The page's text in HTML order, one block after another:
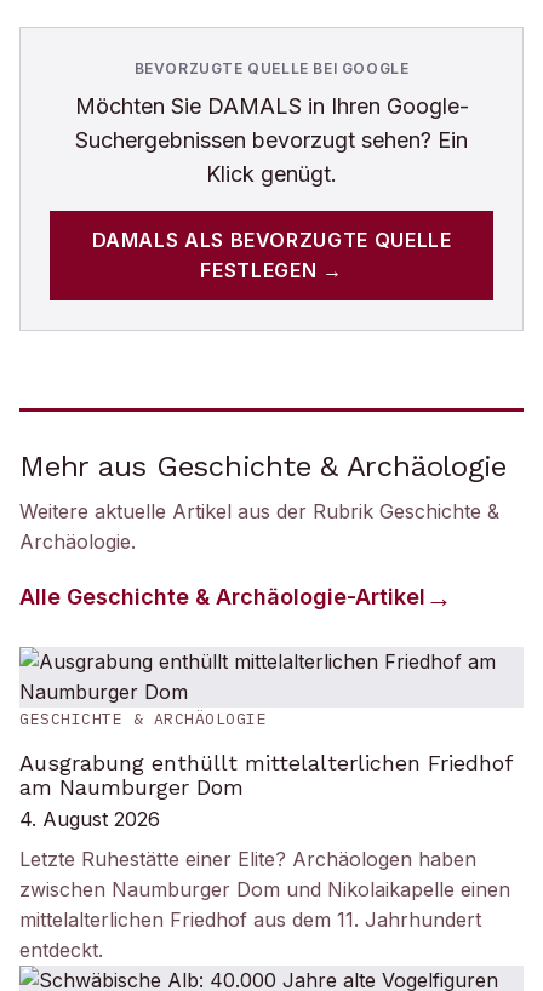
BEVORZUGTE QUELLE BEI GOOGLE
Möchten Sie DAMALS in Ihren Google-
Suchergebnissen bevorzugt sehen? Ein
Klick genügt.
DAMALS ALS BEVORZUGTE QUELLE
FESTLEGEN →
Mehr aus Geschichte & Archäologie
Weitere aktuelle Artikel aus der Rubrik Geschichte &
Archäologie.
Alle Geschichte & Archäologie-Artikel
GESCHICHTE & ARCHÄOLOGIE
Ausgrabung enthüllt mittelalterlichen Friedhof
am Naumburger Dom
4. August 2026
Letzte Ruhestätte einer Elite? Archäologen haben
zwischen Naumburger Dom und Nikolaikapelle einen
mittelalterlichen Friedhof aus dem 11. Jahrhundert
entdeckt.